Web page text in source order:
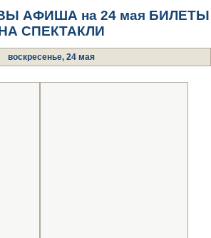
АФИША на 24 мая БИЛЕТЫ
СПЕКТАКЛИ
воскресенье, 24 мая